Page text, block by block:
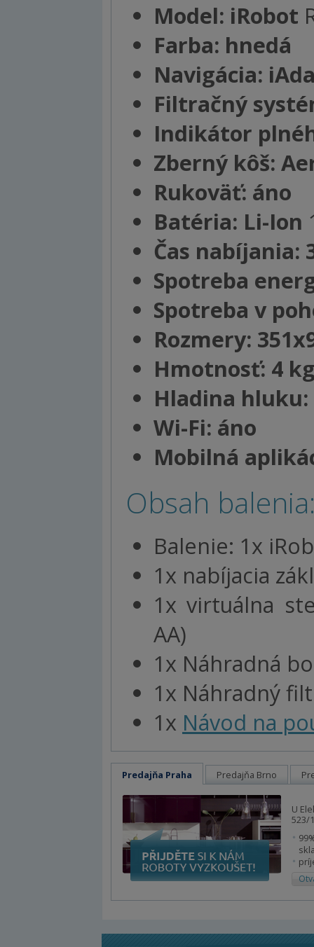
Model: iRobot
Farba: hnedá
Navigácia:
Filtračný
Indikátor
Zberný kôš:
Rukoväť: áno
Batéria: Li-Ion
Čas nabíjania:
Spotreba
Spotreba v
Rozmery:
Hmotnosť: 4
Hladina hluku:
Wi-Fi: áno
Mobilná
Obsah
Balenie: 1x
1x nabíjacia
1x virtuálna
AA)
1x Náhradná
1x Náhradný
1x Návod na
Predajňa Praha Predajňa Brno
U
523/